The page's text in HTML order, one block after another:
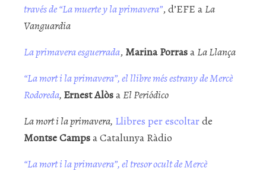
través de “La muerte y la primavera”, d’EFE a La
Vanguardia
La primavera esguerrada, Marina Porrasa La Llança
“La mort i la primavera”, el llibre més estrany de Mercè
Rodoreda, Ernest AlòsaEl Periódico
La mort i la primavera, Llibres per escoltarde
Montse Campsa Catalunya Ràdio
“La mort i la primavera”, el tresor ocult de Mercè